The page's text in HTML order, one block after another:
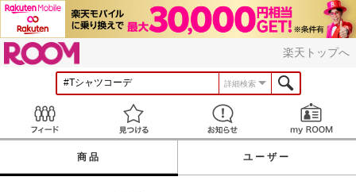
楽天トップへ
詳細検索
見つける お知らせ
商品 ユーザー